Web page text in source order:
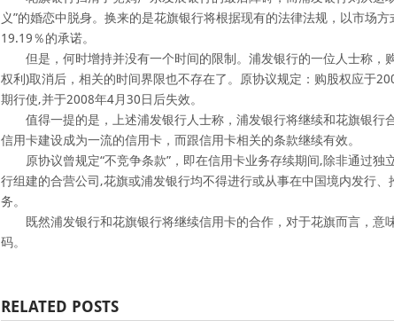
义”的婚恋中脱身。换来的是花旗银行将根据现有的法律法规，以市场
19.19％的承诺。
但是，何时增持并没有一个时间的限制。浦发银行的一位人士称，
权利)取消后，相关的时间界限也不存在了。原协议规定：购股权应于
期行使,并于2008年4月30日后失效。
值得一提的是，上述浦发银行人士称，浦发银行将继续和花旗银行
信用卡建设成为一流的信用卡，而跟信用卡相关的条款继续有效。
原协议曾规定“不竞争条款”，即在信用卡业务存续期间,除非通过独
行组建的合营公司,花旗或浦发银行均不得进行或从事在中国境内发行、
务。
既然浦发银行和花旗银行将继续信用卡的合作，对于花旗而言，意
码。
RELATED POSTS